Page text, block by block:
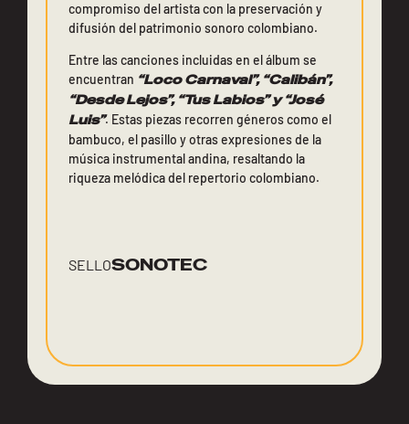
compromiso del artista con la preservación y
difusión del patrimonio sonoro colombiano.
Entre las canciones incluidas en el álbum se
encuentran “Loco Carnaval”, “Calibán”,
“Desde Lejos”, “Tus Labios” y “José
Luis”. Estas piezas recorren géneros como el
bambuco, el pasillo y otras expresiones de la
música instrumental andina, resaltando la
riqueza melódica del repertorio colombiano.
SELLOSONOTEC